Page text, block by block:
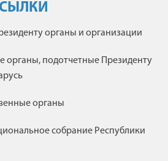
органы и организации
органы, подотчетные Президенту
органы
собрание Республики